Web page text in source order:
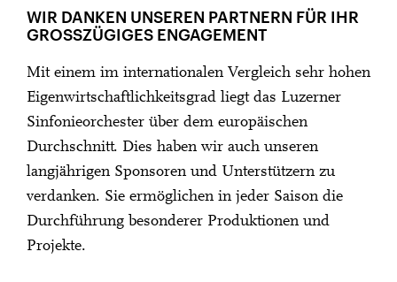
WIR DANKEN UNSEREN PARTNERN FÜR IHR
GROSSZÜGIGES ENGAGEMENT
Mit einem im internationalen Vergleich sehr hohen
Eigenwirtschaftlichkeitsgrad liegt das Luzerner
Sinfonieorchester über dem europäischen
Durchschnitt. Dies haben wir auch unseren
langjährigen Sponsoren und Unterstützern zu
verdanken. Sie ermöglichen in jeder Saison die
Durchführung besonderer Produktionen und
Projekte.